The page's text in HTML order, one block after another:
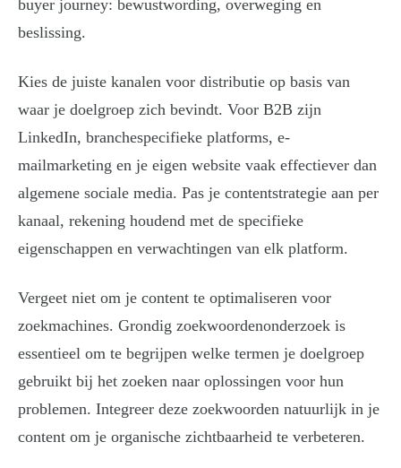
buyer journey: bewustwording, overweging en
beslissing.
Kies de juiste kanalen voor distributie op basis van
waar je doelgroep zich bevindt. Voor B2B zijn
LinkedIn, branchespecifieke platforms, e-
mailmarketing en je eigen website vaak effectiever dan
algemene sociale media. Pas je contentstrategie aan per
kanaal, rekening houdend met de specifieke
eigenschappen en verwachtingen van elk platform.
Vergeet niet om je content te optimaliseren voor
zoekmachines. Grondig zoekwoordenonderzoek is
essentieel om te begrijpen welke termen je doelgroep
gebruikt bij het zoeken naar oplossingen voor hun
problemen. Integreer deze zoekwoorden natuurlijk in je
content om je organische zichtbaarheid te verbeteren.